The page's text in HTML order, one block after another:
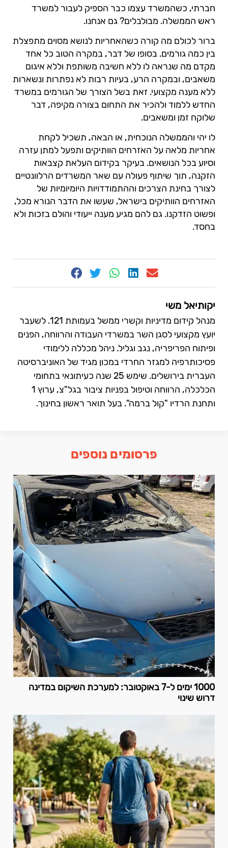
חברתי, כשהמשרד עצמו כבר הספיק לעבור למשרד
ראש הממשלה. מבולבלים? גם אנחנו.
ברור לכולם מה קורה כשהאחריות לנושא מסוים מתפצלת
בין כמה גורמים. בסופו של דבר, במקרה הטוב כל אחד
מקדם מה שנראה לו ללא חשיבה משותפת וללא איגום
משאבים, ובמקרה הרע, בעיות רבות לא נפתרות ונשארות
ללא מענה מקצועי. זאת בשל הצורך של הגורמים במשרד
החדש ללמוד ולהכיר את התחום בצורה מקיפה, דבר
שלוקח זמן ומשאבים.
לו יהי והממשלה הנוכחית, או הבאה, תשכיל לקחת
אחריות מלאה על האזרחים הוותיקים ותפעל למתן עזרה
וסיוע בכל הנושאים. בעיקר בקידום העלאת קצבאות
הזקנה, תוך שיתוף פעולה עם שאר המשרדים הרלוונטיים
לצורך בחינת הצרכים וההתמודדויות היומיומיות של
האזרחים הוותיקים בישראל, שעשו את הדבר הנורא מכל,
ופשוט הזדקנו. גם להם מגיע מענה ייעודי והולם בזכות ולא
בחסד.
יקותיאל משי
מנהל קידום מדיניות וקשרי ממשל בעמותת 121. לשעבר
יועץ מקצועי לסגן השר במשרדי העבודה והרווחה, הפנים
ופיתוח הפריפריה, נגב וגליל. ניהל מכללה ללימודי
פסיכותרפיה למגזר החרדי במכון מגיד של האוניברסיטה
העברית בירושלים. שימש 25 שנה כעיתונאי בתחומי
הכלכלה, הרווחה וטיפול בפניות ציבור בגל"צ, ערוץ 1
ותחנת הרדיו "קול ברמה". בעל תואר ראשון בחינוך.
פרסומים נוספים
1000 ימים ל-7 באוקטובר: למערכת השיקום במדינה
דרוש שינוי